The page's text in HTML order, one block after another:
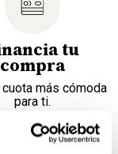
tu
compra
cuota más cómoda
para ti.